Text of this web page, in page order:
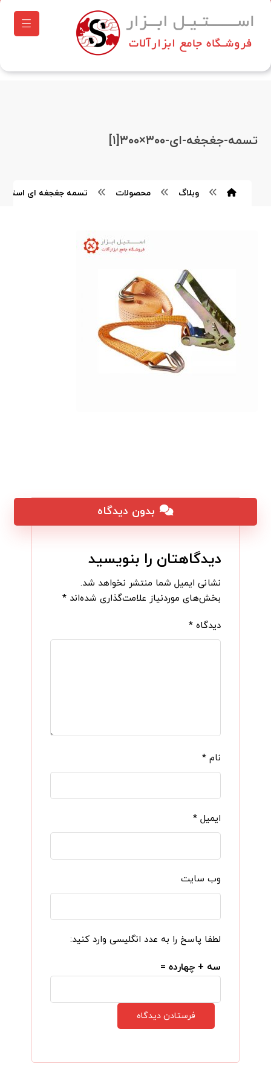
تسمه-جغجغه-ای-۳۰۰×۳۰۰[۱]
وبلاگ محصولات تسمه جغجغه ای
بدون دیدگاه
دیدگاهتان را بنویسید
نشانی ایمیل شما منتشر نخواهد شد.
بخش‌های موردنیاز علامت‌گذاری شده‌اند*
دیدگاه*
نام*
ایمیل*
وب‌ سایت
لطفا پاسخ را به عدد انگلیسی وارد کنید:
سه + چهارده =